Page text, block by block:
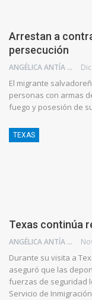
Arrestan a
persecución
ANGÉLICA ANTÍA AZUAJE
El migrante
personas con armas
fuego y posesión de
TEXAS
Texas continúa
ANGÉLICA ANTÍA AZUAJE
Durante su visita a
aseguró que las
fuerzas de seguridad
Servicio de